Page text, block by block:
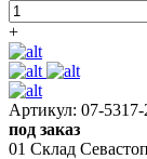
+
Артикул: 07-5317-
под заказ
01 Склад